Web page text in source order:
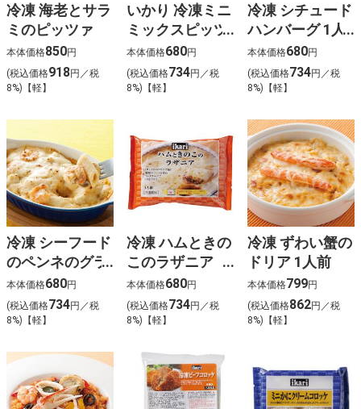
冷凍 海老とサラ
ミのピッツァ
本体価格850円
(税込価格918円／税
8%)【軽】
いかり 冷凍ミニ
ミックスピッツ
ァ
本体価格680円
(税込価格734円／税
8%)【軽】
冷凍 シチュード
ハンバーグ 1人
前
本体価格680円
(税込価格734円／税
8%)【軽】
冷凍 シーフード
のペンネのグラ
タン 1人前
本体価格680円
(税込価格734円／税
8%)【軽】
冷凍 ハムときの
このラザニア
１人前
本体価格680円
(税込価格734円／税
8%)【軽】
冷凍 ずわい蟹の
ドリア 1人前
本体価格799円
(税込価格862円／税
8%)【軽】